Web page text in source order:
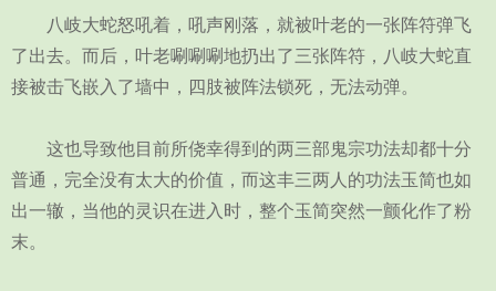
八岐大蛇怒吼着，吼声刚落，就被叶老的一张阵符弹飞
了出去。而后，叶老唰唰唰地扔出了三张阵符，八岐大蛇直
接被击飞嵌入了墙中，四肢被阵法锁死，无法动弹。
这也导致他目前所侥幸得到的两三部鬼宗功法却都十分
普通，完全没有太大的价值，而这丰三两人的功法玉简也如
出一辙，当他的灵识在进入时，整个玉简突然一颤化作了粉
末。